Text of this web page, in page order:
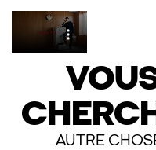
AUTRE